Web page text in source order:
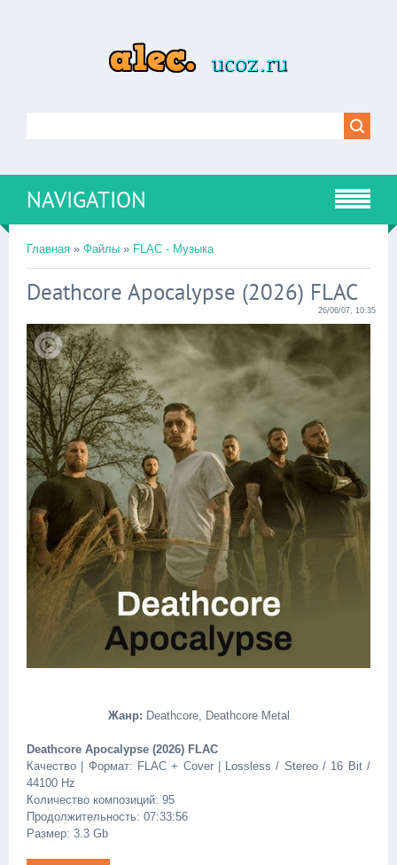
NAVIGATION
Главная » Файлы » FLAC - Музыка
Deathcore Apocalypse (2026) FLAC
26/06/07, 10:35
Жанр: Deathcore, Deathcore Metal
Deathcore Apocalypse (2026) FLAC
Качество | Формат: FLAC + Cover | Lossless / Stereo / 16 Bit /
44100 Hz
Количество композиций: 95
Продолжительность: 07:33:56
Размер: 3.3 Gb